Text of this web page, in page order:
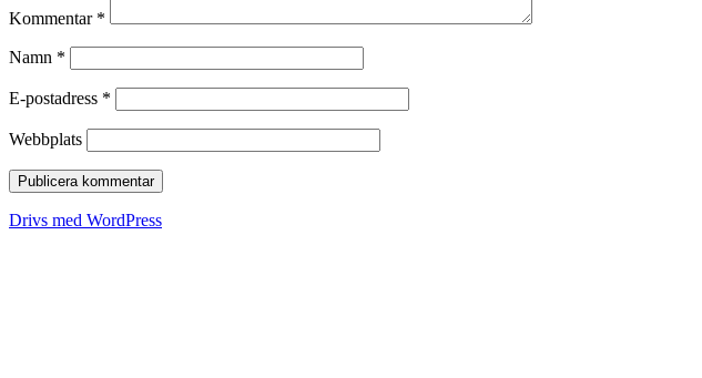
Kommentar *
Namn *
E-postadress *
Webbplats
Drivs med WordPress